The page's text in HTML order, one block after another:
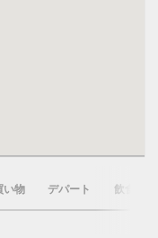
い物 デパート 飲食店